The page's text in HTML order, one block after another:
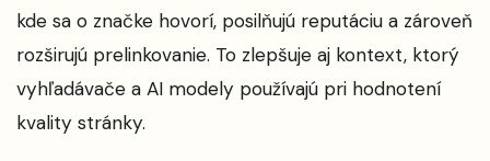
kde sa o značke hovorí, posilňujú reputáciu a zároveň
rozširujú prelinkovanie. To zlepšuje aj kontext, ktorý
vyhľadávače a AI modely používajú pri hodnotení
kvality stránky.